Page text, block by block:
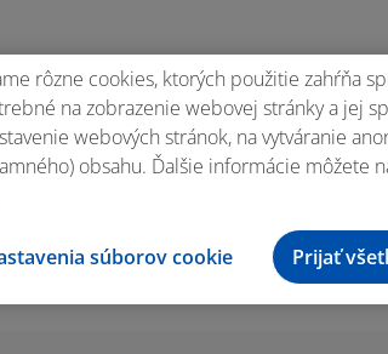
metlička spolu vyšľaháme
a rýchlo zapracujeme. Následne krém ručne
na pečenie a vrátime naspať na
potrieme džemom. Pridáme ⅓ krému,
a vytvarujeme do kopčeka. Tortu
rôzne cookies, ktorých použitie zahŕňa
na zobrazenie webovej stránky a jej
webových stránok, na vytváranie
obsahu. Ďalšie informácie môžete
súborov cookie Prijať